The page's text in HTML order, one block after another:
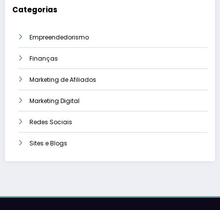
Categorias
Empreendedorismo
Finanças
Marketing de Afiliados
Marketing Digital
Redes Sociais
Sites e Blogs